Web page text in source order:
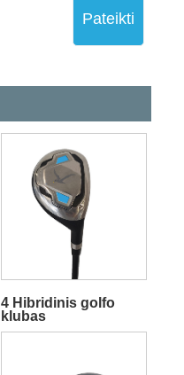
Pateikti
4 Hibridinis golfo
klubas